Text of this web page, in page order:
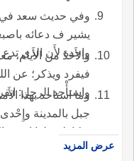
وفي حديث سعد في
يشير ف دعائه
واحدة لأَن الذي تدع
والأَحَدُ من الأَيام،
فيفرد ويذكر؛ عن
واستأْحد الرجل:
وما استاحد بهذا
جبل بالمدينة وإِحْدى
بعكاظٍ فعلوا
وسئل عن رجلعرض المزيد